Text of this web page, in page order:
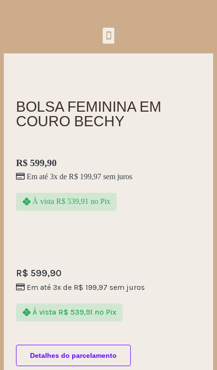
BOLSA FEMININA EM
COURO BECHY
R$ 599,90
Em até 3x de R$ 199,97 sem juros
À vista R$539,91 no Pix
R$ 599,90
Em até 3x de R$ 199,97 sem juros
À vista R$ 539,91 no Pix
Detalhes do parcelamento